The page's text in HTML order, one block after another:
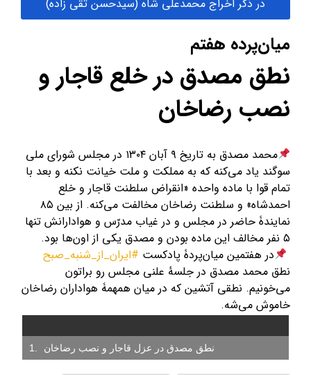
میان‌پرده هفتم
نطق مصدق در خلع قاجار و
نصب رضاخان
محمد مصدق به تاریخ ۹ آبان ۱۳۰۴ در مجلس شورای ملی
سوگند یاد می‌کنه که به مملکت و ملت خیانت نکنه و بعد با
تمام قوا با ماده واحده «انقراض سلطنت قاجار و خلع
احمدشاه» و سلطنت رضاخان مخالفت می‌کنه. از بین ۸۵
نمایندۀ حاضر در مجلس و در غیاب مدرّس و هوادارانش تنها
۵ نفر مخالف این ماده بودن و مصدق یکی از اون‌ها بود.
در هفتمین میان‌پردۀ پادکست #ایران_از_شنبه_صبح
نطق محمد مصدق در جلسهٔ علنی مجلس رو براتون
می‌خونیم. نطقی آتشین که در میان همهمۀ هواداران رضاخان
خاموش می‌شه.
نطق مصدق در عزل قاجار و نصب رضاخان
در ذکر اخراج محمدعلی شاه (سیدحسن تقی زاده)